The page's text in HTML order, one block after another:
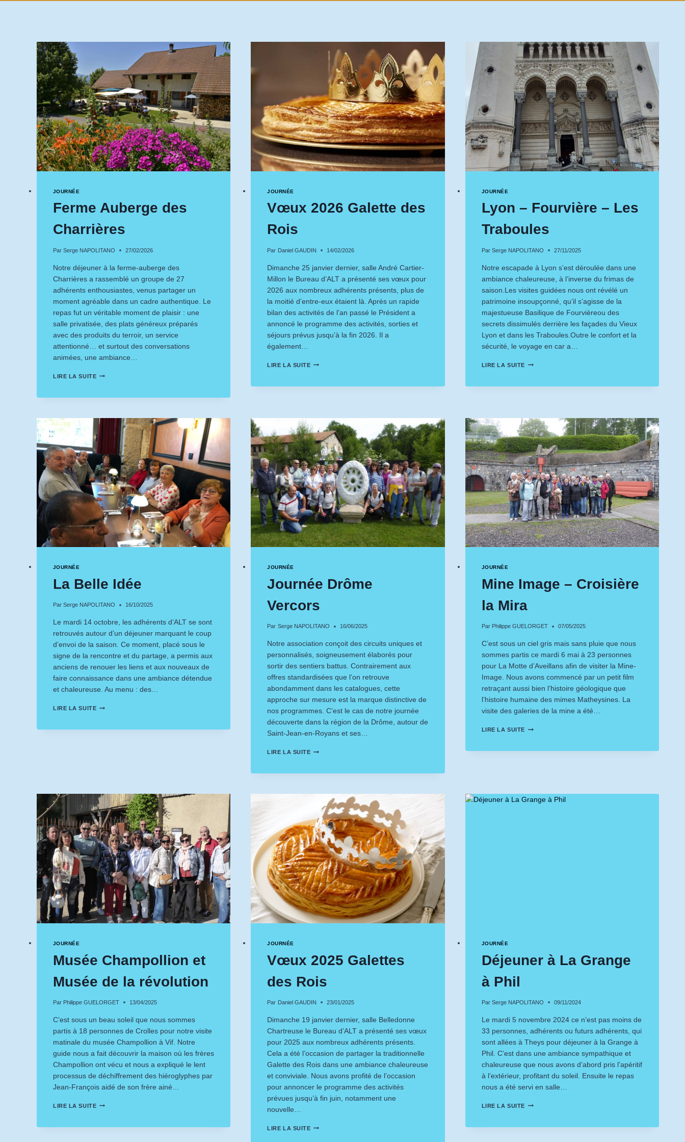
JOURNÉE
Ferme Auberge des
Charrières
Par Serge NAPOLITANO 27/02/2026
Notre déjeuner à la ferme‑auberge des
Charrières a rassemblé un groupe de 27
adhérents enthousiastes, venus partager un
moment agréable dans un cadre authentique. Le
repas fut un véritable moment de plaisir : une
salle privatisée, des plats généreux préparés
avec des produits du terroir, un service
attentionné… et surtout des conversations
animées, une ambiance…
LIRE LA SUITEFERME
CHARRIÈRES
JOURNÉE
Vœux 2026 Galette des
Rois
Par Daniel GAUDIN 14/02/2026
Dimanche 25 janvier dernier, salle André Cartier-
Millon le Bureau d’ALT a présenté ses vœux pour
2026 aux nombreux adhérents présents, plus de
la moitié d’entre-eux étaient là. Après un rapide
bilan des activités de l’an passé le Président a
annoncé le programme des activités, sorties et
séjours prévus jusqu’à la fin 2026. Il a
également…
LIRE LA SUITEVŒUX
DES
JOURNÉE
Lyon – Fourvière – Les
Traboules
Par Serge NAPOLITANO 27/11/2025
Notre escapade à Lyon s’est déroulée dans une
ambiance chaleureuse, à l’inverse du frimas de
saison.Les visites guidées nous ont révélé un
patrimoine insoupçonné, qu’il s’agisse de la
majestueuse Basilique de Fourvièreou des
secrets dissimulés derrière les façades du Vieux
Lyon et dans les Traboules.Outre le confort et la
sécurité, le voyage en car a…
LIRE LA SUITELYON
–
JOURNÉE
La Belle Idée
Par Serge NAPOLITANO 16/10/2025
Le mardi 14 octobre, les adhérents d’ALT se sont
retrouvés autour d’un déjeuner marquant le coup
d’envoi de la saison. Ce moment, placé sous le
signe de la rencontre et du partage, a permis aux
anciens de renouer les liens et aux nouveaux de
faire connaissance dans une ambiance détendue
et chaleureuse. Au menu : des…
LIRE LA SUITELA
JOURNÉE
Journée Drôme
Vercors
Par Serge NAPOLITANO 16/06/2025
Notre association conçoit des circuits uniques et
personnalisés, soigneusement élaborés pour
sortir des sentiers battus. Contrairement aux
offres standardisées que l’on retrouve
abondamment dans les catalogues, cette
approche sur mesure est la marque distinctive de
nos programmes. C’est le cas de notre journée
découverte dans la région de la Drôme, autour de
Saint-Jean-en-Royans et ses…
LIRE LA SUITEJOURNÉE
JOURNÉE
Mine Image – Croisière
la Mira
Par Philippe GUELORGET 07/05/2025
C’est sous un ciel gris mais sans pluie que nous
sommes partis ce mardi 6 mai à 23 personnes
pour La Motte d’Aveillans afin de visiter la Mine-
Image. Nous avons commencé par un petit film
retraçant aussi bien l’histoire géologique que
l’histoire humaine des mimes Matheysines. La
visite des galeries de la mine a été…
LIRE LA SUITEMINE
JOURNÉE
Musée Champollion et
Musée de la révolution
Par Philippe GUELORGET 13/04/2025
C’est sous un beau soleil que nous sommes
partis à 18 personnes de Crolles pour notre visite
matinale du musée Champollion à Vif. Notre
guide nous a fait découvrir la maison où les frères
Champollion ont vécu et nous a expliqué le lent
processus de déchiffrement des hiéroglyphes par
Jean-François aidé de son frère ainé…
LIRE LA SUITEMUSÉE
MUSÉE
JOURNÉE
Vœux 2025 Galettes
des Rois
Par Daniel GAUDIN 23/01/2025
Dimanche 19 janvier dernier, salle Belledonne
Chartreuse le Bureau d’ALT a présenté ses vœux
pour 2025 aux nombreux adhérents présents.
Cela a été l’occasion de partager la traditionnelle
Galette des Rois dans une ambiance chaleureuse
et conviviale. Nous avons profité de l’occasion
pour annoncer le programme des activités
prévues jusqu’à fin juin, notamment une
nouvelle…
LIRE LA SUITEVŒUX
JOURNÉE
Déjeuner à La Grange
à Phil
Par Serge NAPOLITANO 09/11/2024
Le mardi 5 novembre 2024 ce n’est pas moins de
33 personnes, adhérents ou futurs adhérents, qui
sont allées à Theys pour déjeuner à la Grange à
Phil. C’est dans une ambiance sympathique et
chaleureuse que nous avons d’abord pris l’apéritif
à l’extérieur, profitant du soleil. Ensuite le repas
nous a été servi en salle…
LIRE LA SUITEDÉJEUNER
GRANGE